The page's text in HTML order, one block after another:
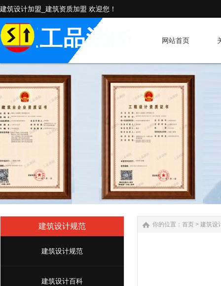
建筑设计加盟_建筑资质加盟 欢迎您！
网站首页
建筑设计规范
建筑设计规范
建筑设计百科
你的位置： 首页 > 建筑设